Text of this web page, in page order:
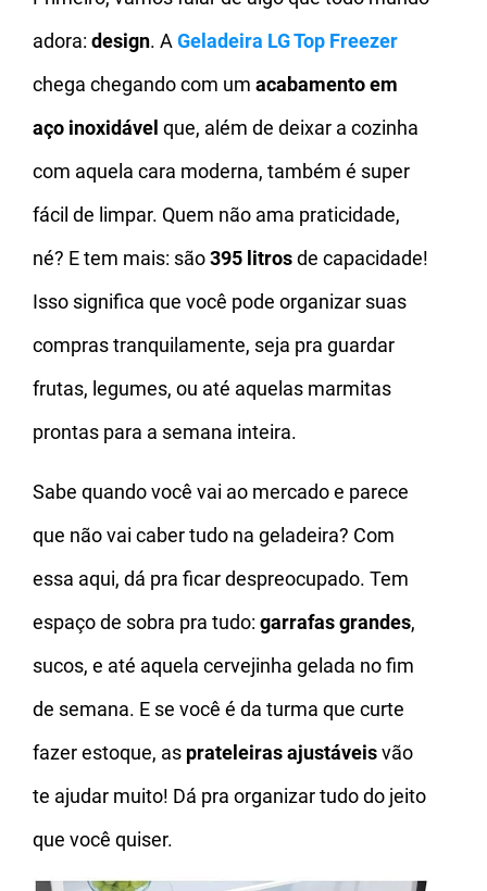
adora: design. AGeladeira LG Top Freezer
chega chegando com um acabamento em
aço inoxidável que, além de deixar a cozinha
com aquela cara moderna, também é super
fácil de limpar. Quem não ama praticidade,
né? E tem mais: são395 litrosde capacidade!
Isso significa que você pode organizar suas
compras tranquilamente, seja pra guardar
frutas, legumes, ou até aquelas marmitas
prontas para a semana inteira.
Sabe quando você vai ao mercado e parece
que não vai caber tudo na geladeira? Com
essa aqui, dá pra ficar despreocupado. Tem
espaço de sobra pra tudo: garrafas grandes,
sucos, e até aquela cervejinha gelada no fim
de semana. E se você é da turma que curte
fazer estoque, as prateleiras ajustáveisvão
te ajudar muito! Dá pra organizar tudo do jeito
que você quiser.